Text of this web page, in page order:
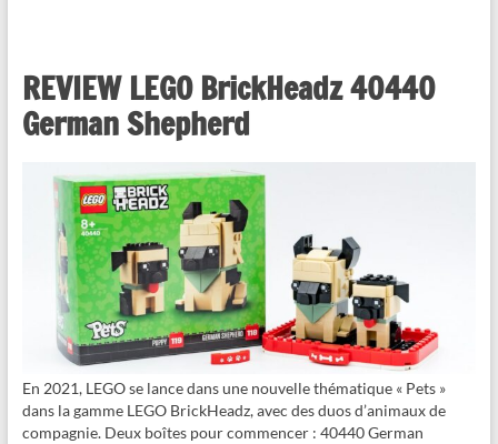
REVIEW LEGO BrickHeadz 40440
German Shepherd
En 2021, LEGO se lance dans une nouvelle thématique « Pets »
dans la gamme LEGO BrickHeadz, avec des duos d’animaux de
compagnie. Deux boîtes pour commencer : 40440 German